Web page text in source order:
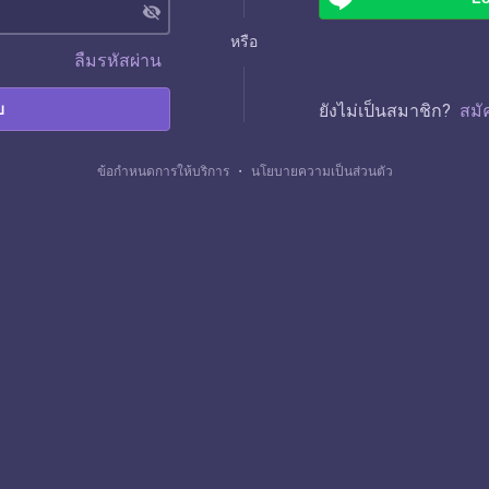
visibility_off
ลืมรหัสผ่าน
หรือ
ยังไม่เป็นสมาชิก? สมั
ข้อกำหนดการให้บริการ ・ นโยบายความเป็นส่วนตัว